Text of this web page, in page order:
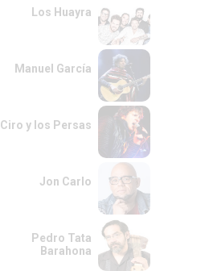
Los Huayra
Manuel García
Ciro y los Persas
Jon Carlo
Pedro Tata
Barahona